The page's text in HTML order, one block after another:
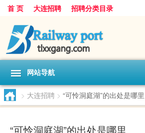
首 页 大连招聘 招聘分类目录
网站导航
> 大连招聘 > “可怜洞庭湖”的出处是哪里
“可怜洞庭湖”的出处是哪里